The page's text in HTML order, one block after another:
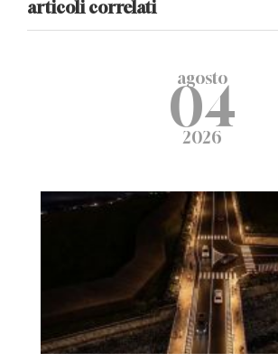
articoli correlati
agosto
04
2026